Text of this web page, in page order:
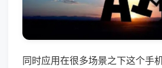
同时应用在很多场景之下这个手